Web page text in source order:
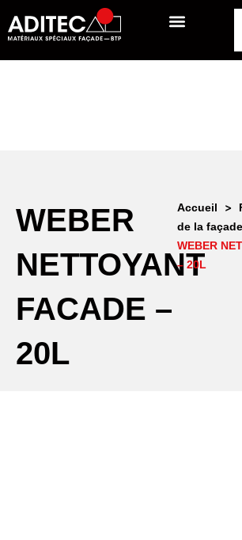
WEBER
NETTOYANT
FACADE –
20L
Accueil >
de la façade
WEBER
– 20L